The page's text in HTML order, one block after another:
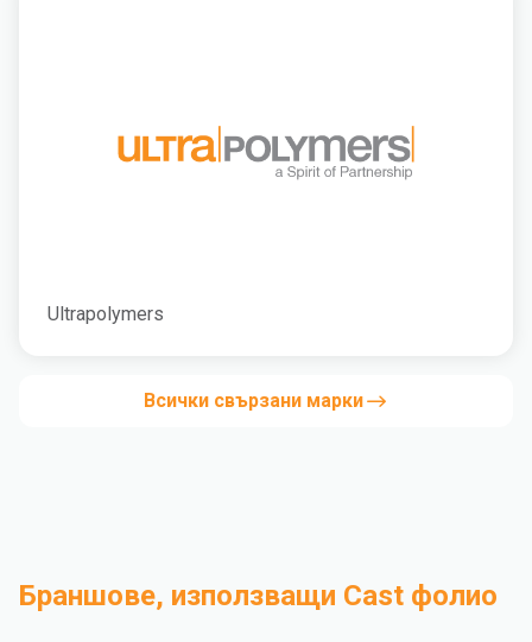
Ultrapolymers
Всички свързани марки
Браншове, използващи Cast фолио